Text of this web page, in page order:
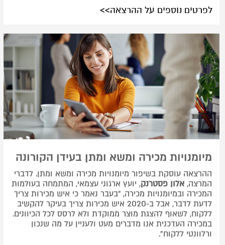
לפרטים נוספים על ההרצאה>>
מיומנויות מכירה ומשא ומתן בעידן הקורונה
ההרצאה עוסקת בשיפור מיומנויות מכירה ומשא ומתן. לדברי
המרצה, אלון פסטרנק, יועץ ארגוני עצמאי, המתמחה בעולמות
המכירה ובמיומנויות מכירה, "בעבר נאמר כי איש מכירות צריך
לדעת לדבר, אבל ב-2020 איש מכירות צריך בעיקר להקשיב
ללקוח, לשאוף להצגת מוצר ממוקדת ולא לרסס לכל הכיוונים.
במכירה העדכנית אנו מדברים מעט ולעניין על מה שנכון
ורלוונטי ללקוח".